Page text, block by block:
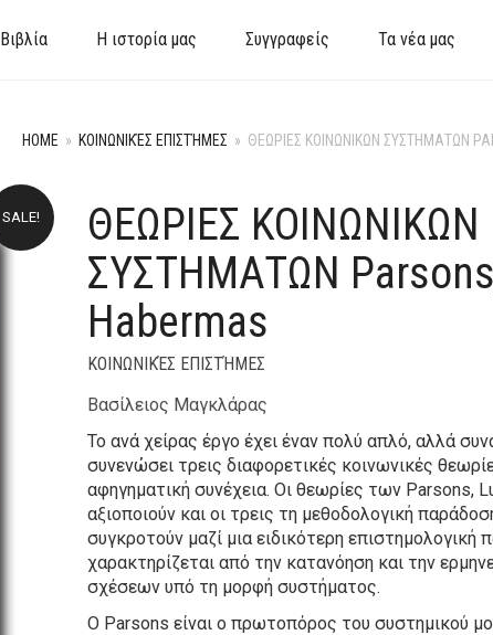
Βιβλία Η ιστορία μας Συγγραφείς Τα νέα μας
HOME » ΚΟΙΝΩΝΙΚΈΣ ΕΠΙΣΤΉΜΕΣ » ΘΕΩΡΙΕΣ ΚΟΙΝΩΝΙΚΩΝ ΣΥΣΤΗΜΑΤΩΝ
SALE!
ΘΕΩΡΙΕΣ ΚΟΙΝΩΝΙΚΩΝ
ΣΥΣΤΗΜΑΤΩΝ
Habermas
ΚΟΙΝΩΝΙΚΈΣ ΕΠΙΣΤΉΜΕΣ
Βασίλειος Μαγκλάρας
Το ανά χείρας έργο έχει έναν πολύ απλό, αλλά
συνενώσει τρεις διαφορετικές κοινωνικές
αφηγηματική συνέχεια. Οι θεωρίες των Parsons,
αξιοποιούν και οι τρεις τη μεθοδολογική
συγκροτούν μαζί μια ειδικότερη επιστημολογική
χαρακτηρίζεται από την κατανόηση και την
σχέσεων υπό τη μορφή συστήματος.
Ο Parsons είναι ο πρωτοπόρος του συστημικού